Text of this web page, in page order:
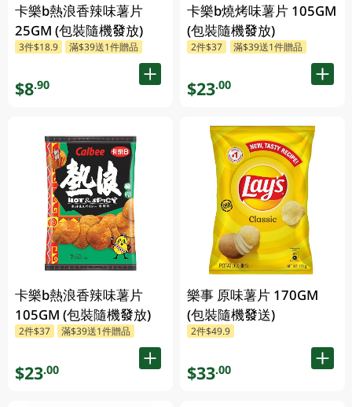
卡樂b熱浪香辣味薯片
25GM (包裝隨機發放)
3件$18.9 滿$39送1件贈品
$8.90
卡樂b熱浪香辣味薯片
105GM (包裝隨機發放)
2件$37 滿$39送1件贈品
$23.00
卡樂b燒烤味薯片 105GM
(包裝隨機發放)
2件$37 滿$39送1件贈品
$23.00
樂事 原味薯片 170GM
(包裝隨機發送)
2件$49.9
$33.00